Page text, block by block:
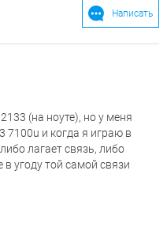
Написать
(на ноуте), но у меня
7100u и когда я играю в
лагает связь, либо
в угоду той самой связи